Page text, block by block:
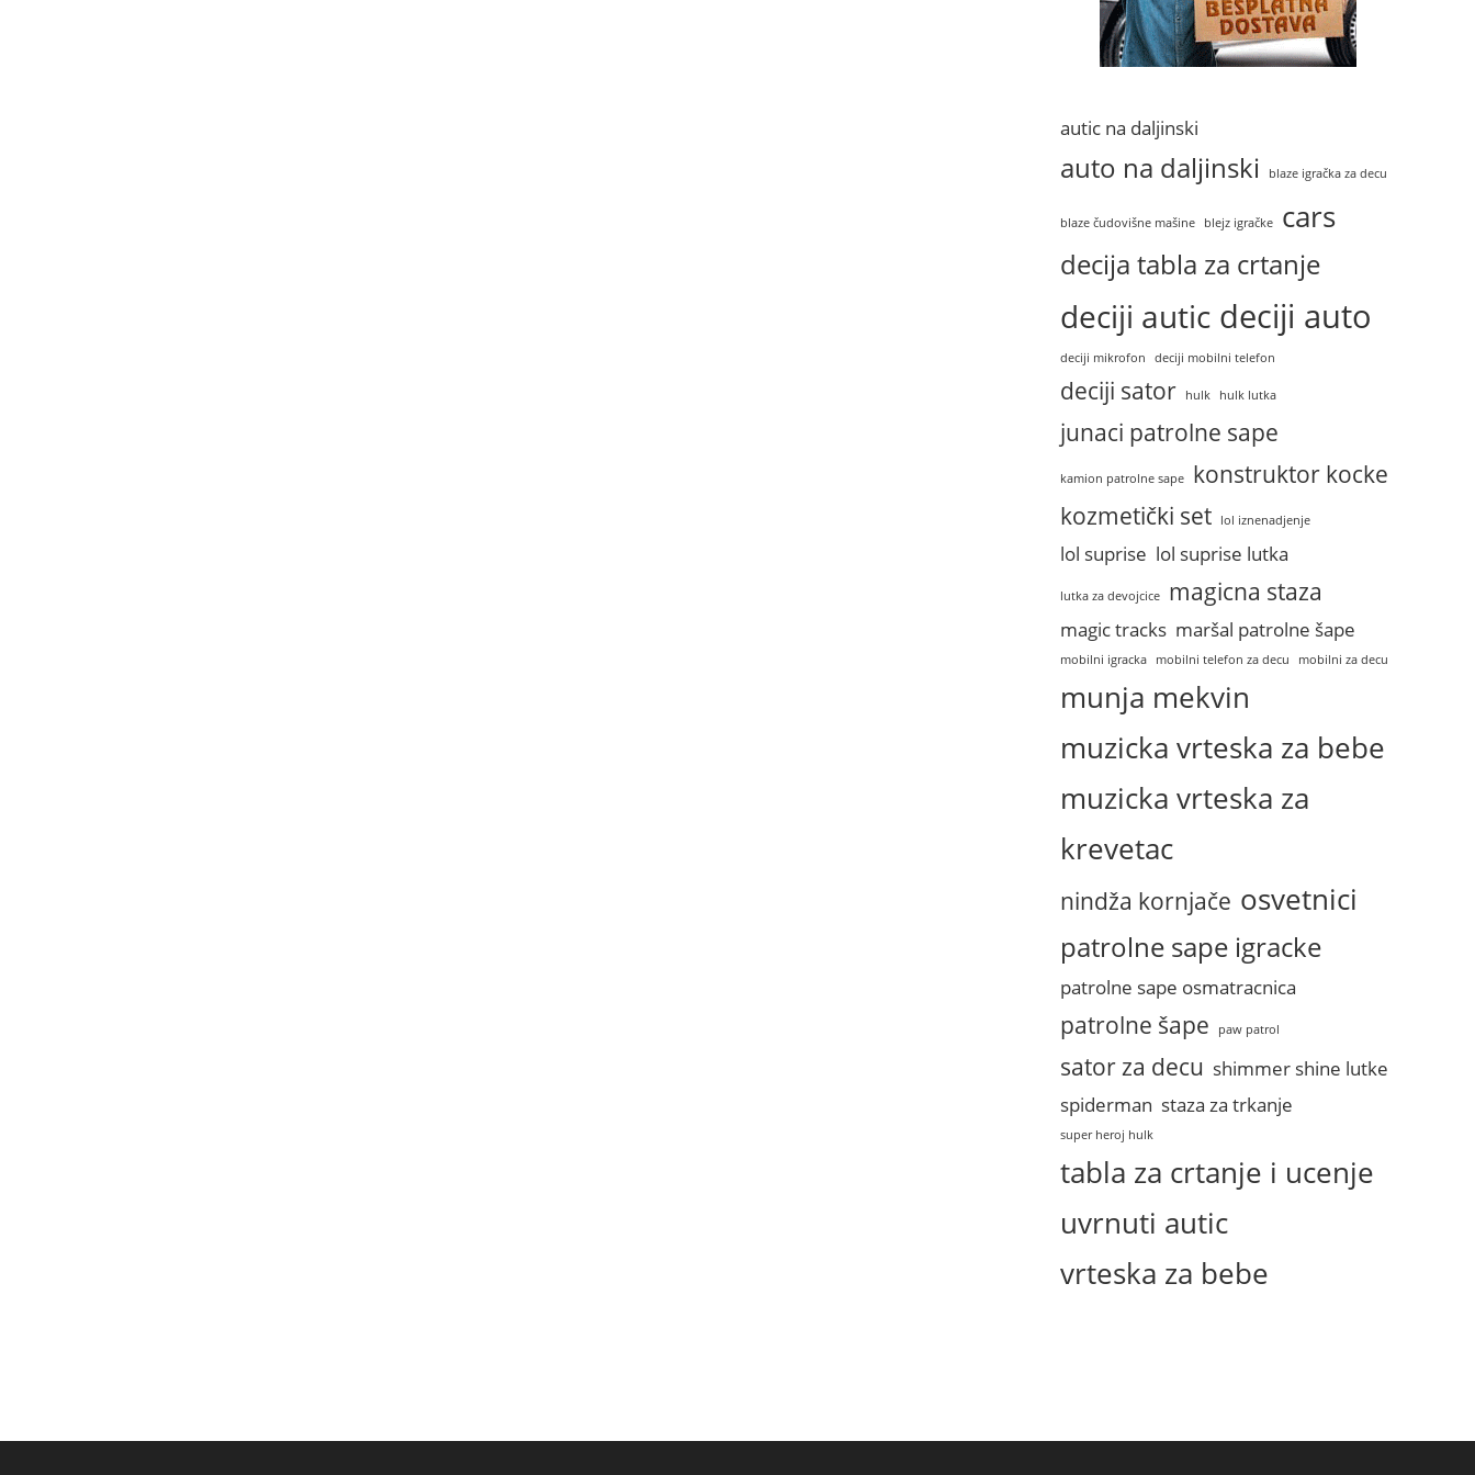
autic na daljinski
auto na daljinski blaze igračka za decu
blaze čudovišne mašine blejz igračke cars
decija tabla za crtanje
deciji autic deciji auto
deciji mikrofon deciji mobilni telefon
deciji sator hulk hulk lutka
junaci patrolne sape
kamion patrolne sape
konstruktor kocke
kozmetički set
lol iznenadjenje
lol suprise lol suprise lutka
lutka za devojcice magicna staza
magic tracks maršal patrolne šape
mobilni igracka mobilni telefon za decu mobilni za decu
munja mekvin
muzicka vrteska za bebe
muzicka vrteska za
krevetac
nindža kornjače osvetnici
patrolne sape igracke
patrolne sape osmatracnica
patrolne šape paw patrol
sator za decu shimmer shine lutke
spiderman staza za trkanje
super heroj hulk
tabla za crtanje i ucenje
uvrnuti autic
vrteska za bebe